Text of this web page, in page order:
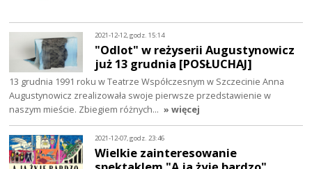
2021-12-12, godz. 15:14
"Odlot" w reżyserii Augustynowicz
już 13 grudnia [POSŁUCHAJ]
13 grudnia 1991 roku w Teatrze Współczesnym w Szczecinie Anna
Augustynowicz zrealizowała swoje pierwsze przedstawienie w
naszym mieście. Zbiegiem różnych… » więcej
2021-12-07, godz. 23:46
Wielkie zainteresowanie